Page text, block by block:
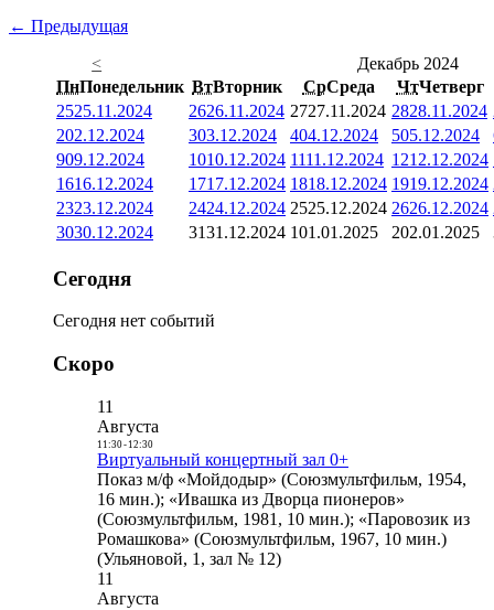
← Предыдущая
<
Декабрь 2024
ПнПонедельник ВтВторник СрСреда ЧтЧетверг
2525.11.2024 2626.11.2024 2727.11.2024 2828.11.2024
202.12.2024 303.12.2024 404.12.2024 505.12.2024
909.12.2024 1010.12.2024 1111.12.2024 1212.12.2024
1616.12.2024 1717.12.2024 1818.12.2024 1919.12.2024
2323.12.2024 2424.12.2024 2525.12.2024 2626.12.2024
3030.12.2024 3131.12.2024 101.01.2025 202.01.2025
Сегодня
Сегодня нет событий
Скоро
11
Августа
11:30- 12:30
Виртуальный концертный зал 0+
Показ м/ф «Мойдодыр» (Союзмультфильм, 1954,
16 мин.); «Ивашка из Дворца пионеров»
(Союзмультфильм, 1981, 10 мин.); «Паровозик из
Ромашкова» (Союзмультфильм, 1967, 10 мин.)
(Ульяновой, 1, зал № 12)
11
Августа